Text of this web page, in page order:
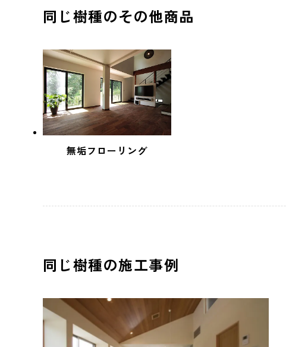
同じ樹種のその他商品
無垢フローリング
同じ樹種の施工事例